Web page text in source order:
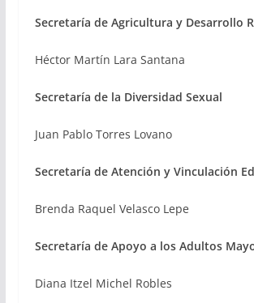
Secretaría de Agricultura y Desarrollo
Héctor Martín Lara Santana
Secretaría de la Diversidad Sexual
Juan Pablo Torres Lovano
Secretaría de Atención y Vinculación
Brenda Raquel Velasco Lepe
Secretaría de Apoyo a los Adultos
Diana Itzel Michel Robles